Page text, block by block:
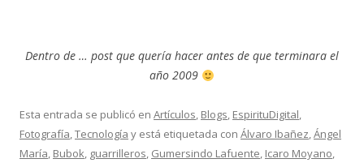
Dentro de … post que quería hacer antes de que terminara el
año 2009
Esta entrada se publicó en Artículos, Blogs, EspirituDigital,
Fotografía,Tecnología y está etiquetada con Álvaro Ibañez,Ángel
María, Bubok, guarrilleros, Gumersindo Lafuente, Icaro Moyano,